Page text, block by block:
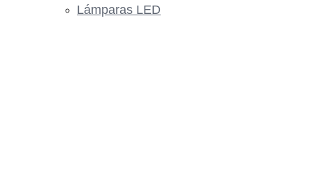
Lámparas LED